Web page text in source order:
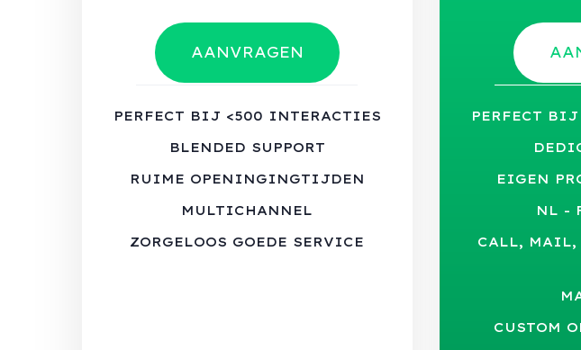
AANVRAGEN
PERFECT BIJ <500 INTERACTIES
BLENDED SUPPORT
RUIME OPENINGINGTIJDEN
MULTICHANNEL
ZORGELOOS GOEDE SERVICE
PERFECT
EIGEN
NL -
CALL, MAIL,
CUSTOM